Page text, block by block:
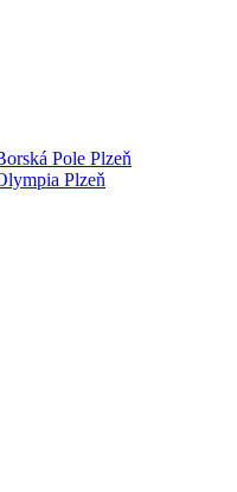
Pole Plzeň
Plzeň